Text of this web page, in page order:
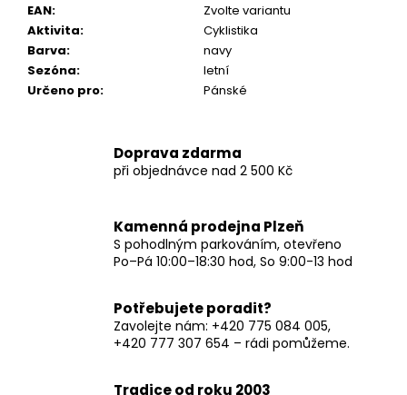
EAN:
Zvolte variantu
Aktivita:
Cyklistika
Barva:
navy
Sezóna:
letní
Určeno pro: Pánské
Doprava zdarma
při objednávce nad 2 500 Kč
Kamenná prodejna Plzeň
S pohodlným parkováním, otevřeno
Po–Pá 10:00–18:30 hod, So 9:00-13 hod
Potřebujete poradit?
Zavolejte nám: +420 775 084 005,
+420 777 307 654 – rádi pomůžeme.
Tradice od roku 2003